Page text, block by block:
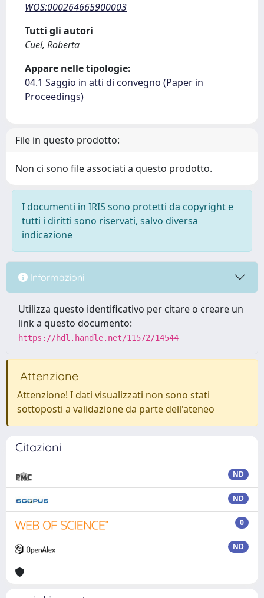
WOS:000264665900003
Tutti gli autori
Cuel, Roberta
Appare nelle tipologie:
04.1 Saggio in atti di convegno (Paper in
Proceedings)
File in questo prodotto:
Non ci sono file associati a questo prodotto.
I documenti in IRIS sono protetti da copyright e
tutti i diritti sono riservati, salvo diversa
indicazione
Informazioni
Utilizza questo identificativo per citare o creare un
link a questo documento:
https://hdl.handle.net/11572/14544
Attenzione
Attenzione! I dati visualizzati non sono stati
sottoposti a validazione da parte dell'ateneo
Citazioni
ND
ND
0
ND